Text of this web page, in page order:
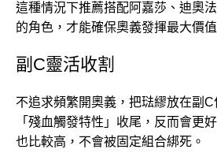
這種情況下推薦搭配阿嘉莎、迪奧
的角色，才能確保奧義發揮最大價值
副C靈活收割
不追求頻繁開奧義，把琺繆放在副
「殘血觸發特性」收尾，反而會更
也比較高，不會被固定組合綁死。